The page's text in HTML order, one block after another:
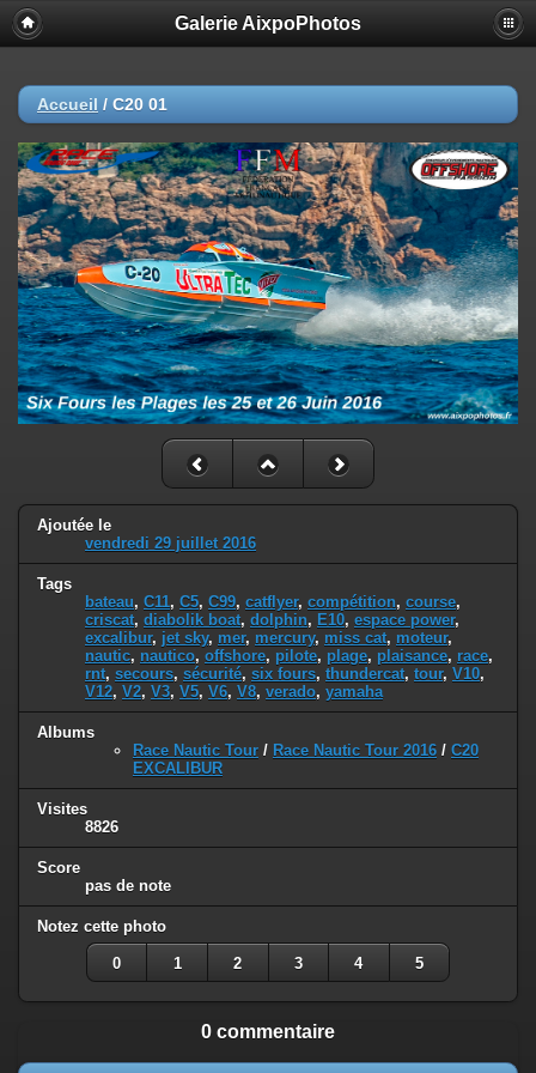
Galerie AixpoPhotos
Accueil / C20 01
Ajoutée le
vendredi 29 juillet 2016
Tags
bateau, C11, C5, C99, catflyer, compétition, course,
criscat, diabolik boat, dolphin, E10, espace power,
excalibur, jet sky, mer, mercury, miss cat, moteur,
nautic, nautico, offshore, pilote, plage, plaisance, race,
rnt, secours, sécurité, six fours, thundercat, tour, V10,
V12, V2, V3, V5, V6, V8, verado, yamaha
Albums
Race Nautic Tour / Race Nautic Tour 2016 / C20
EXCALIBUR
Visites
8826
Score
pas de note
Notez cette photo
0 1 2 3 4 5
0 commentaire